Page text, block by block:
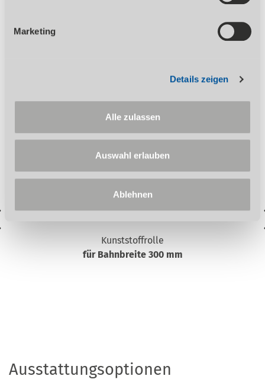
Marketing
Details zeigen
Alle zulassen
Auswahl erlauben
Ablehnen
und Zahlungsbedingungen. Der Verkauf erfolgt über den
Fachhandel.
Zubehör
Kunststoffrolle
für Bahnbreite 300 mm
Ausstattungsoptionen